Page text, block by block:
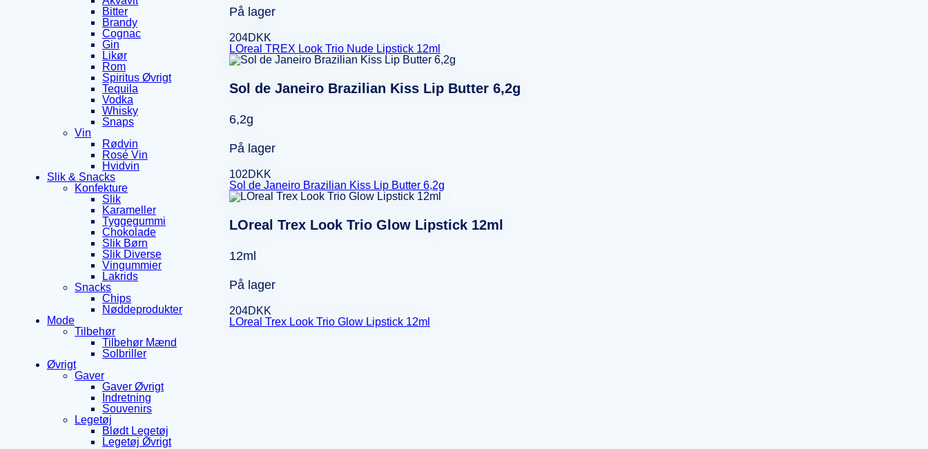
Bitter
Brandy
Cognac
Gin
Likør
Rom
Spiritus Øvrigt
Tequila
Vodka
Whisky
Snaps
Vin
Rødvin
Rosé Vin
Hvidvin
Slik & Snacks
Konfekture
Slik
Karameller
Tyggegummi
Chokolade
Slik Børn
Slik Diverse
Vingummier
Lakrids
Snacks
Chips
Nøddeprodukter
Mode
Tilbehør
Tilbehør Mænd
Solbriller
Øvrigt
Gaver
Gaver Øvrigt
Indretning
Souvenirs
Legetøj
Blødt Legetøj
Legetøj Øvrigt
På lager
204DKK
LOreal TREX Look Trio Nude Lipstick 12ml
Sol de Janeiro Brazilian Kiss Lip Butter 6,2g
6,2g
På lager
102DKK
Sol de Janeiro Brazilian Kiss Lip Butter 6,2g
LOreal Trex Look Trio Glow Lipstick 12ml
12ml
På lager
204DKK
LOreal Trex Look Trio Glow Lipstick 12ml